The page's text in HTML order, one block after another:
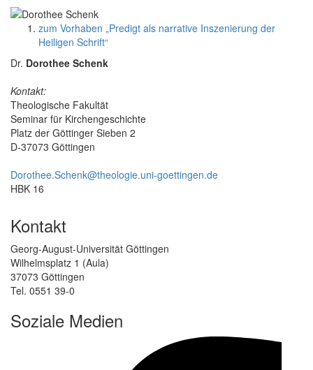
zum Vorhaben „Predigt als narrative Inszenierung der
Heiligen Schrift“
Dr. Dorothee Schenk
Kontakt:
Theologische Fakultät
Seminar für Kirchengeschichte
Platz der Göttinger Sieben 2
D-37073 Göttingen
Dorothee.Schenk@theologie.uni-goettingen.de
HBK 16
Kontakt
Georg-August-Universität Göttingen
Wilhelmsplatz 1 (Aula)
37073 Göttingen
Tel. 0551 39-0
Soziale Medien